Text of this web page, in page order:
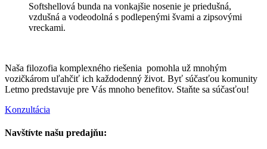
Softshellová bunda na vonkajšie nosenie je priedušná,
vzdušná a vodeodolná s podlepenými švami a zipsovými
vreckami.
Naša filozofia komplexného riešenia pomohla už mnohým
vozičkárom uľahčiť ich každodenný život. Byť súčasťou komunity
Letmo predstavuje pre Vás mnoho benefitov. Staňte sa súčasťou!
Konzultácia
Navštívte našu predajňu: